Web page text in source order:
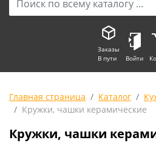
Заказы
В пути
Войти
Главная страница Каталог
Кружки, чашки керамические
Кружки, чашки